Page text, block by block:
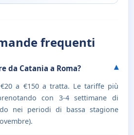
frequenti
da Catania a Roma?
a €150 a tratta. Le tariffe più
con 3-4 settimane di
nei periodi di bassa stagione